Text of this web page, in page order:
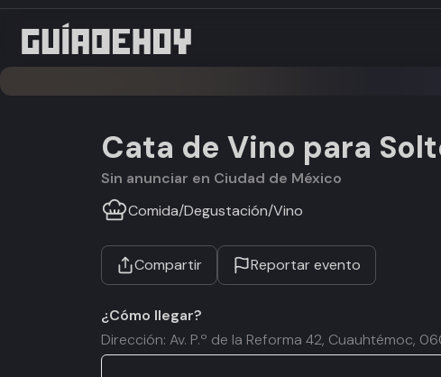
Cata de Vino para
Sin anunciar en Ciudad de México
Comida/Degustación/Vino
Compartir Reportar evento
¿Cómo llegar?
Dirección: Av. P.º de la Reforma 42, Cuauhtémoc,